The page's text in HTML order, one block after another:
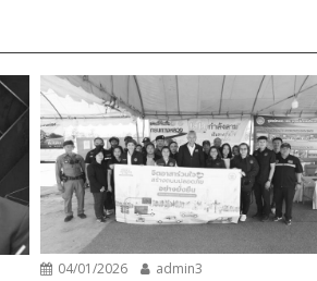
04/01/2026 admin3